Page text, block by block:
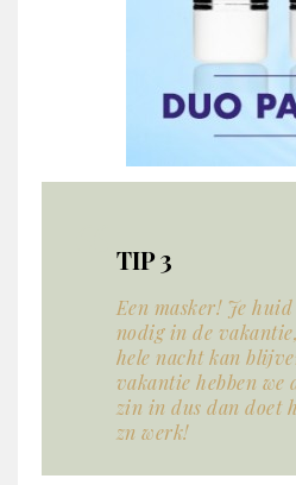
TIP 3
Een masker! Je
nodig in de
hele nacht kan
vakantie hebben we
zin in dus dan doet
zn werk!